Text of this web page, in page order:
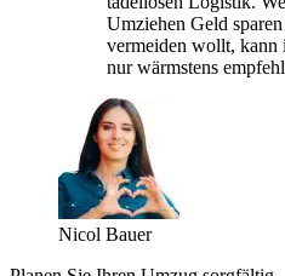
Umziehen Geld
vermeiden wollt, kann
nur wärmstens
Nicol Bauer